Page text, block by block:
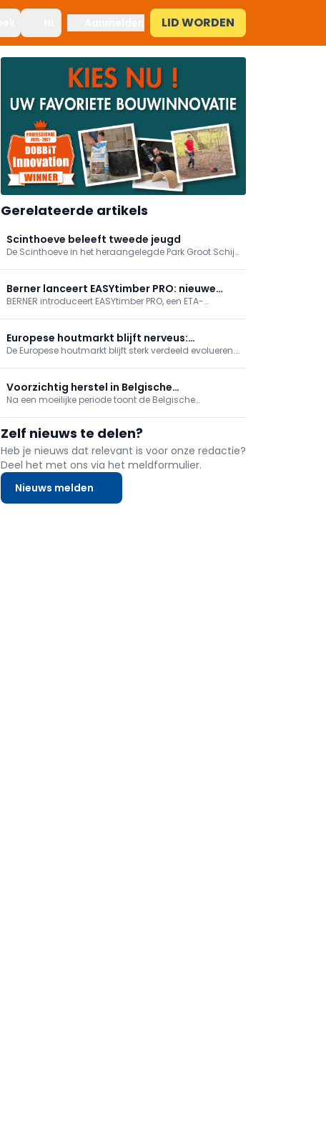
LID WORDEN
Gerelateerde artikels
Scinthoeve beleeft tweede jeugd
De Scinthoeve in het heraangelegde Park Groot Schijn
Berner lanceert EASYtimber PRO: nieuwe
norm voor houtbouwschroeven
BERNER introduceert EASYtimber PRO, een ETA-
Geoptimaliseerde punt, coating en draad
verminderen inspanning en splijten; verkrijgbaar met
verzonken of combi-schotelkop voor extra
constructieve zekerheid.
Europese houtmarkt blijft nerveus:
Duitsland duurder, Oostenrijk zwakker
De Europese houtmarkt blijft sterk verdeeld evolueren.
stijgende prijzen, voorzichtige aankopen en blijvende
onzekerheid over beschikbaarheid en vraag.
Voorzichtig herstel in Belgische
houtindustrie
Na een moeilijke periode toont de Belgische
trokken de omzet omhoog. Tegelijk blijven
productievolume, investeringen en tewerkstelling
onder druk ...
Zelf nieuws te delen?
Heb je nieuws dat relevant is voor onze redactie?
Deel het met ons via het meldformulier.
Nieuws melden